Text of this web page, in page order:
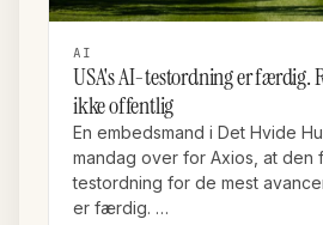
AI
USA's AI-testordning er færdig.
ikke offentlig
En embedsmand i Det Hvide
mandag over for Axios, at den
testordning for de mest
er færdig. …